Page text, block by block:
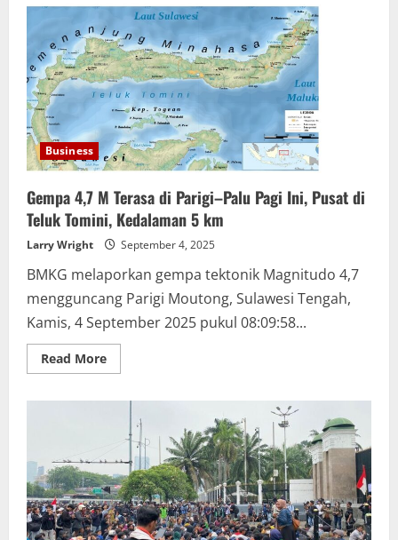
Usai
Terbang
ke
Beijing
di
Tengah
Gejolak
Unjuk
Rasa:
Hadiri
Parade
Kemenangan,
Bertemu
Xi
Putin
Business
Gempa 4,7 M Terasa di Parigi–Palu Pagi Ini, Pusat di
Teluk Tomini, Kedalaman 5 km
Larry Wright September 4, 2025
BMKG melaporkan gempa tektonik Magnitudo 4,7
mengguncang Parigi Moutong, Sulawesi Tengah,
Kamis, 4 September 2025 pukul 08:09:58...
Read MoreRead
more
Terasa
Parigi–
Palu
Pagi
Ini,
Pusat
di
Teluk